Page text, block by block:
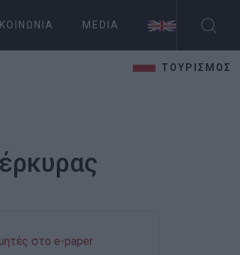
ΚΟΙΝΩΝΊΑ MEDIA
ΤΟΥΡΙΣΜΟΣ
στο e-paper